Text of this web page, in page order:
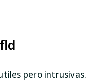
pero intrusivas.